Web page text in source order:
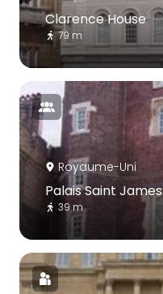
Clarence House
79 m
Royaume-Uni
Palais Saint James
39 m